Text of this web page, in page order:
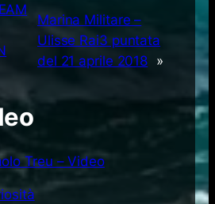
Marina Militare –
Ulisse Rai3 puntata
del 21 aprile 2018 »
Treu – Video